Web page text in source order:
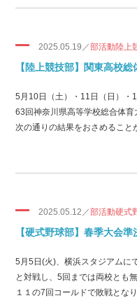
2025.05.19／部活動陸上
【陸上競技部】関東高校
5月10日（土）・11日（日）・
63回神奈川県高等学校総合体育
次の通りの結果をおさめるこ
2025.05.12／部活動硬式
【硬式野球部】春季大会
5月5日(火)、横浜スタジアムに
と対戦し、5回までは両校とも
１１の7回コールドで敗戦とな